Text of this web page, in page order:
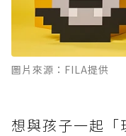
圖片來源：FILA提供
想與孩子一起「